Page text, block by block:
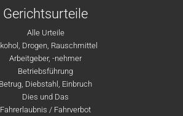
Gerichtsurteile
Alle Urteile
Drogen, Rauschmittel
Arbeitgeber, -nehmer
Betriebsführung
Betrug, Diebstahl, Einbruch
Dies und Das
Fahrerlaubnis / Fahrverbot